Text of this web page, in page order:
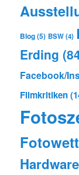
Blog(5) BSW(4)
Erding
Facebook/
Filmkritiken
Hardware